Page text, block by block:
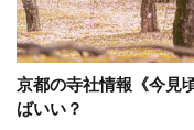
京都の寺社情報《今見
ばいい？